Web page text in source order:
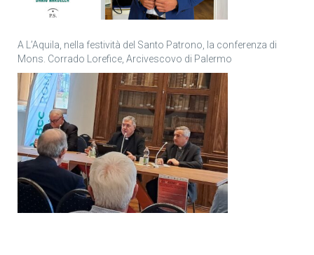
A L’Aquila, nella festività del Santo Patrono, la conferenza di
Mons. Corrado Lorefice, Arcivescovo di Palermo